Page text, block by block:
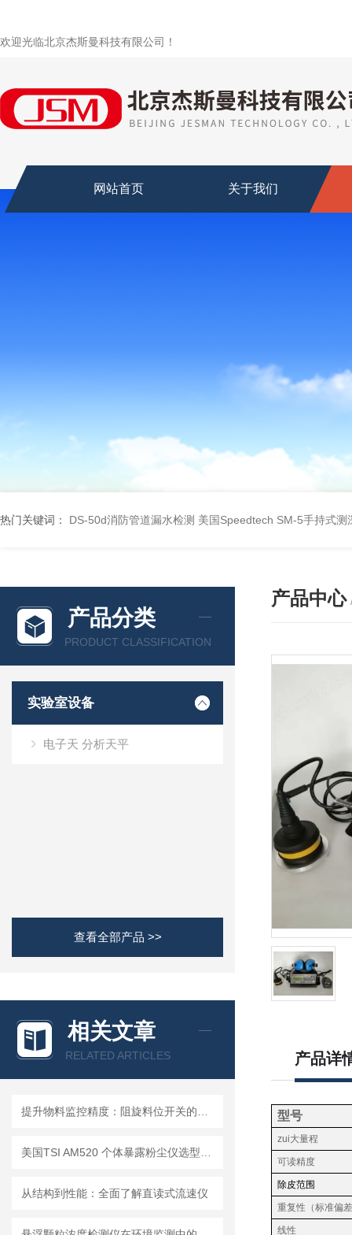
欢迎光临北京杰斯曼科技有限公司！
网站首页 关于我们
热门关键词： DS-50d消防管道漏水检测 美国Speedtech SM-5手持式测
产品分类
PRODUCT CLASSIFICATION
实验室设备
电子天 分析天平
查看全部产品 >>
相关文章
RELATED ARTICLES
从结构到性能：全面了解直读式流速仪
产品中心
产品详
型号
zui大量程
可读精度
除皮范围
重复性（标准偏
线性